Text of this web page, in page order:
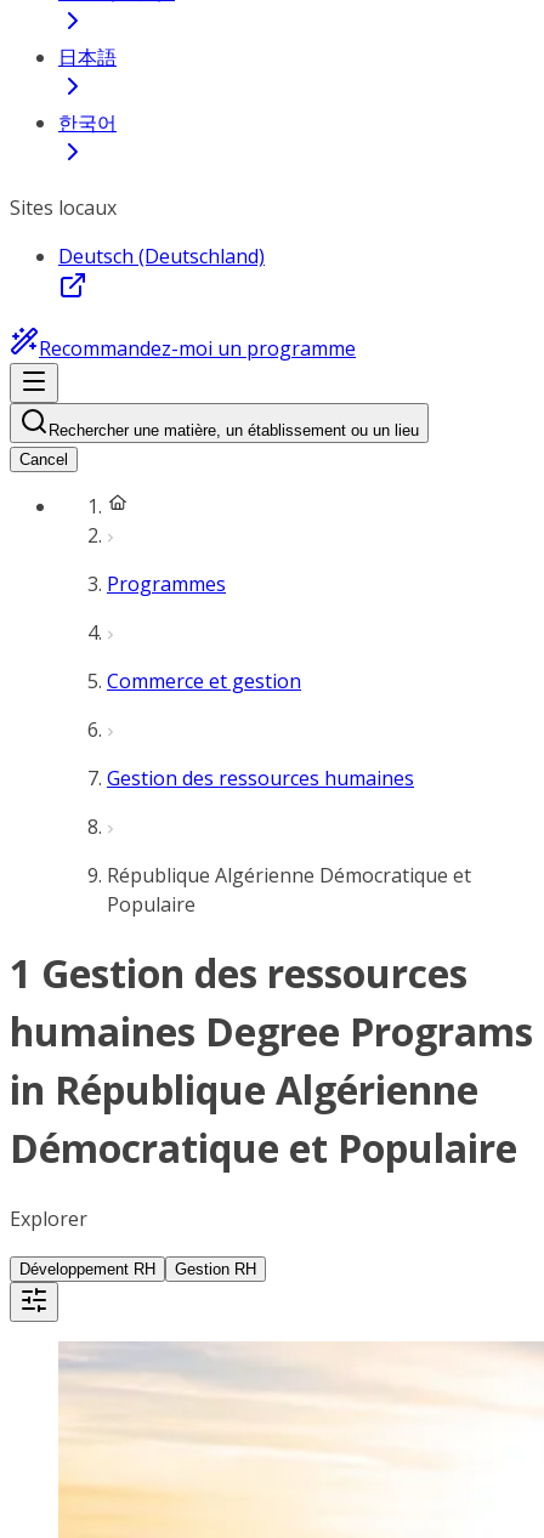
日本語
한국어
Sites locaux
Deutsch (Deutschland)
Recommandez-moi un programme
Rechercher une matière, un établissement ou un lieu
Cancel
Programmes
Commerce et gestion
Gestion des ressources humaines
République Algérienne Démocratique et
Populaire
1 Gestion des ressources
humaines Degree Programs
in République Algérienne
Démocratique et Populaire
Explorer
Développement RH Gestion RH